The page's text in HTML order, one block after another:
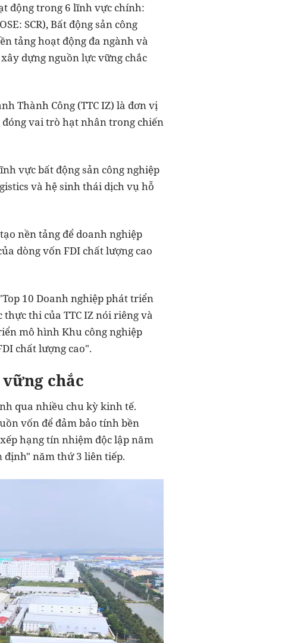
động trong 6 lĩnh vực chính:
SCR), Bất động sản công
tảng hoạt động đa ngành và
dựng nguồn lực vững chắc
Thành Công (TTC IZ) là đơn vị
vai trò hạt nhân trong chiến
vực bất động sản công nghiệp
và hệ sinh thái dịch vụ hỗ
nền tảng để doanh nghiệp
dòng vốn FDI chất lượng cao
'Top 10 Doanh nghiệp phát triển
thi của TTC IZ nói riêng và
mô hình Khu công nghiệp
chất lượng cao".
chắc
qua nhiều chu kỳ kinh tế.
vốn để đảm bảo tính bền
hạng tín nhiệm độc lập năm
định" năm thứ 3 liên tiếp.